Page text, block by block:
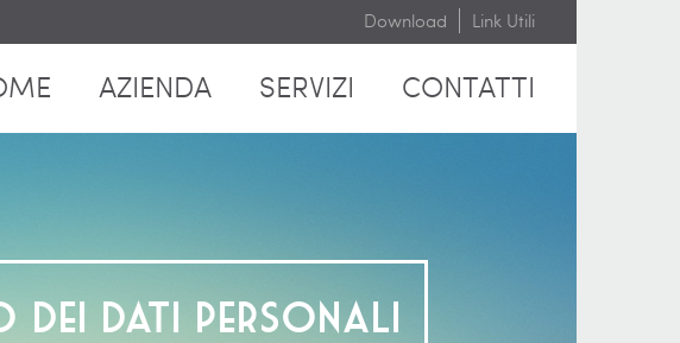
Download Link Utili
AZIENDA SERVIZI CONTATTI
dei dati personali